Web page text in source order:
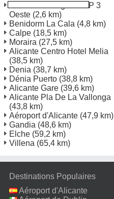
Benidorm Polígono P P 3
Oeste (2,6 km)
Benidorm La Cala (4,8 km)
Calpe (18,5 km)
Moraira (27,5 km)
Alicante Centro Hotel Melia
(38,5 km)
Denia (38,7 km)
Dénia Puerto (38,8 km)
Alicante Gare (39,6 km)
Alicante Pla De La Vallonga
(43,8 km)
Aéroport d'Alicante (47,9 km)
Gandia (48,6 km)
Elche (59,2 km)
Villena (65,4 km)
Destinations Populaires
Aéroport d'Alicante